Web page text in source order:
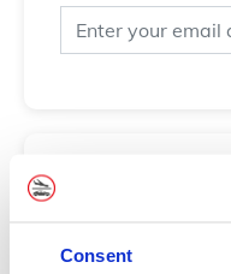
Consent